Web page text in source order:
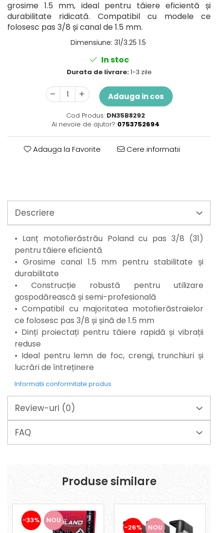
Pistol pentru vopsit
Pompă, hidrofor
Presostate/Regulatoare de
Prelungitoare
Accesorii rindele
Scule electrice
Accesorii pentru polizor
Flexuri
Pistoale de bătut cuie
Polizoare
Seturi aparate electrice
Testere electrice
Unelte multifuncționale
Vibratoare pentru beton
Scule manuale
Aparate de Tăiat Gresie
Briceag multifuncțional
Ciocan
Clești
Menghine
Scule pentru Gresie și Sticlă
Scule pentru grădină
Suflantă frunze
Suporturi laptop
Trusă tubulare
Unelte pentru altoit
grosime 1.5 mm, ideal pentru tăiere eficientă și
durabilitate ridicată. Compatibil cu modele ce
folosesc pas 3/8 și canal de 1.5 mm.
Dimensiune: 31/3.25 1.5
In stoc
Durata de livrare:1-3 zile
Adauga in cos
Cod Produs: DN35B8292
Ai nevoie de ajutor? 0753752694
Adauga la Favorite Cere informatii
Descriere
• Lanț motofierăstrău Poland cu pas 3/8 (31)
pentru tăiere eficientă
• Grosime canal 1.5 mm pentru stabilitate și
durabilitate
• Construcție robustă pentru utilizare
gospodărească și semi-profesională
• Compatibil cu majoritatea motofierăstraielor
ce folosesc pas 3/8 și șină de 1.5 mm
• Dinți proiectați pentru tăiere rapidă și vibrații
reduse
• Ideal pentru lemn de foc, crengi, trunchiuri și
lucrări de întreținere
Informatii conformitate produs
Review-uri (0)
FAQ
Produse similare
-33% NOU
-26% NOU